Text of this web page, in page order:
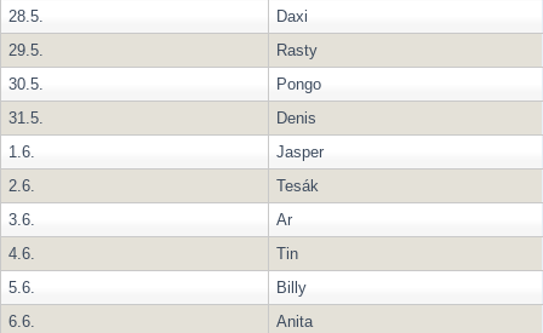
28.5.
Daxi
29.5.
Rasty
30.5.
Pongo
31.5.
Denis
1.6.
Jasper
2.6.
Tesák
3.6.
Ar
4.6.
Tin
5.6.
Billy
6.6.
Anita